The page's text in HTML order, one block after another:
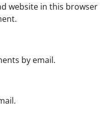
website in this browser
by email.